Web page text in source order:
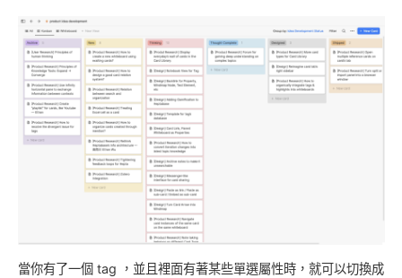
當你有了一個 tag ，並且裡面有著某些單選屬性時，就可以切換成